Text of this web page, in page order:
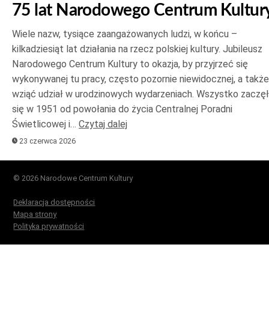
75 lat Narodowego Centrum
Wiele nazw, tysiące zaangażowanych ludzi, w końcu –
kilkadziesiąt lat działania na rzecz polskiej kultury. Jubileusz
Narodowego Centrum Kultury to okazja, by przyjrzeć się
wykonywanej tu pracy, często pozornie niewidocznej, a także
wziąć udział w urodzinowych wydarzeniach. Wszystko
się w 1951 od powołania do życia Centralnej Poradni
Świetlicowej i… Czytaj dalej
23 czerwca 2026
© 2026 Narodowe Centrum Kultury
Deklaracja dostępności
Mapa strony
Polityka prywatności